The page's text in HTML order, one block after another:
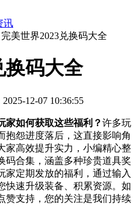
讯
完美世界2023兑换码大全
换码大全
12-07 10:36:55
家如何获取这些福利？许多玩
抱怨进度落后，这直接影响角
家高效提升实力，小编精心整
码合集，涵盖多种珍贵道具奖
家定期发放的福利，通过输入
快速升级装备、积累资源。如
赞支持，您的关注是我们持续